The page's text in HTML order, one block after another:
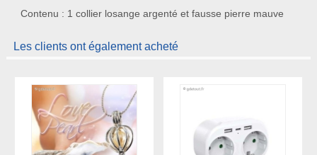
Contenu : 1 collier losange argenté et fausse pierre mauve
Les clients ont également acheté